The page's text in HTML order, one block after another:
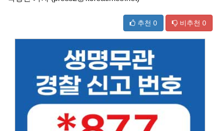
추천 0 비추천 0